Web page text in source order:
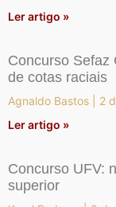
Ler artigo »
Concurso Sefaz
de cotas raciais
Agnaldo Bastos
2
Ler artigo »
Concurso UFV:
superior